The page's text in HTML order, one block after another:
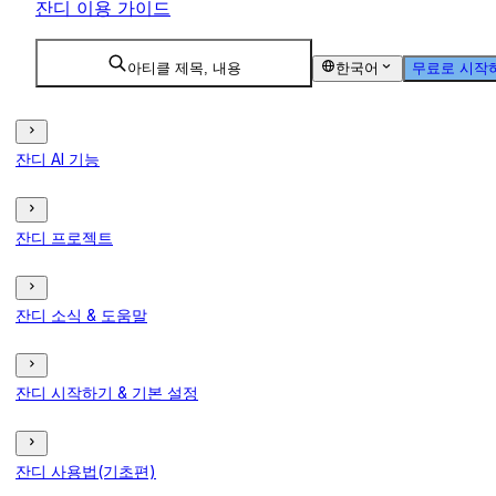
잔디 이용 가이드
아티클 제목, 내용 한국어 무료로 시작
잔디 AI 기능
잔디 프로젝트
잔디 소식 & 도움말
잔디 시작하기 & 기본 설정
잔디 사용법(기초편)